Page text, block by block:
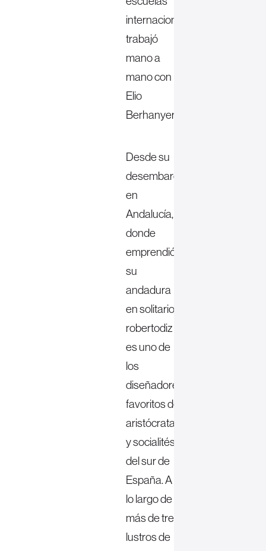
internacionales,
trabajó
mano a
mano con
Elio
Berhanyer.
Desde su
desembarco
en
Andalucía,
donde
emprendió
su
andadura
en solitario,
robertodiz
es uno de
los
diseñadores
favoritos de
aristócratas
y socialités
del sur de
España. A
lo largo de
más de tres
lustros de